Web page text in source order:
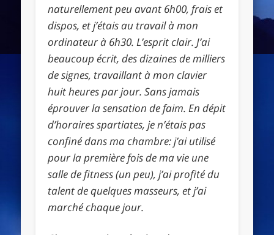
naturellement peu avant 6h00, frais et
dispos, et j’étais au travail à mon
ordinateur à 6h30. L’esprit clair. J’ai
beaucoup écrit, des dizaines de milliers
de signes, travaillant à mon clavier
huit heures par jour. Sans jamais
éprouver la sensation de faim. En dépit
d’horaires spartiates, je n’étais pas
confiné dans ma chambre: j’ai utilisé
pour la première fois de ma vie une
salle de fitness (un peu), j’ai profité du
talent de quelques masseurs, et j’ai
marché chaque jour.